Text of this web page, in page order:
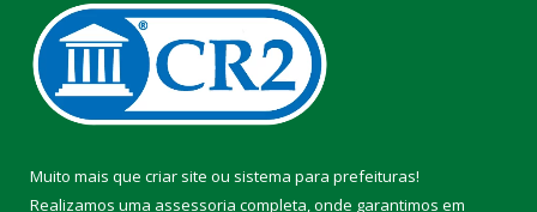
Muito mais que criar site ou sistema para prefeituras!
Realizamos uma assessoria completa, onde garantimos em